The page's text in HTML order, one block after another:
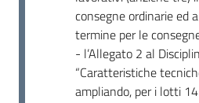
consegne ordinarie ed
termine per le
- l’Allegato 2 al
“Caratteristiche
ampliando, per i lotti